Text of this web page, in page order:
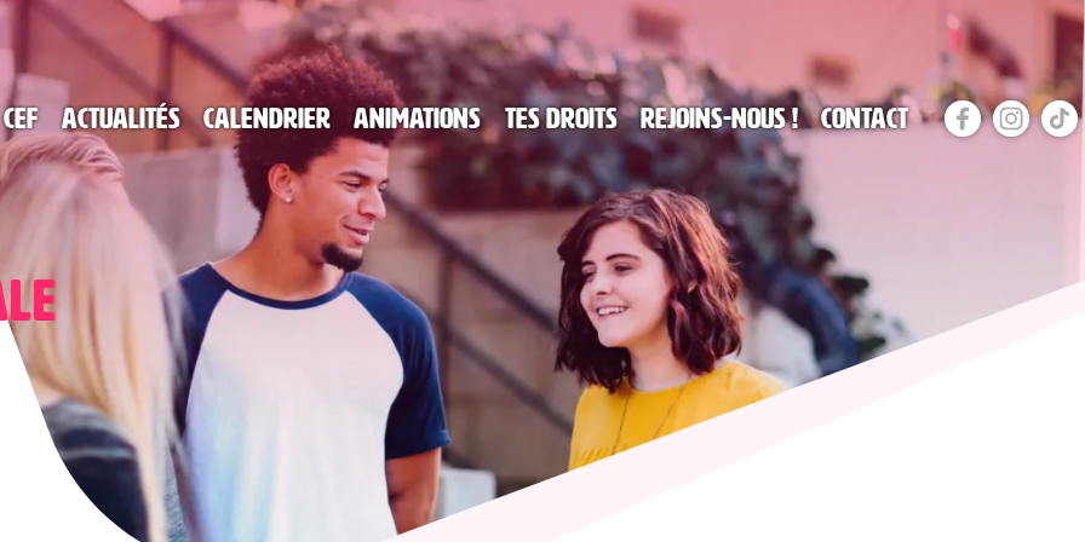
Actualités Calendrier Animations Tes droits Rejoins-nous ! Contact